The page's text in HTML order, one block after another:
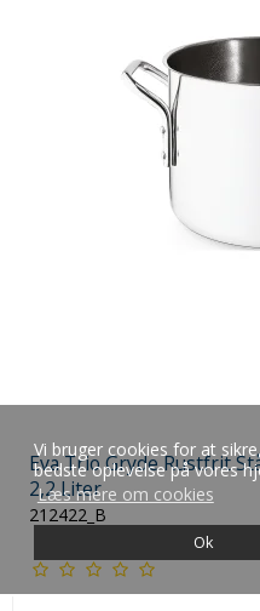
Vi bruger cookies for at
bedste oplevelse på vores
Læs mere om cookies
Ok
Eva Trio Gryde Rustfrit
2,2 Liter
212422_B